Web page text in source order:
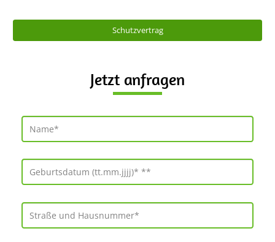
Schutzvertrag
Jetzt anfragen